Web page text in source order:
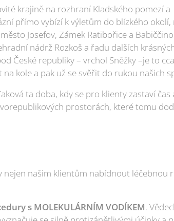
krajině na rozhraní Kladského pomezí a
přímo vybízí k výletům do blízkého okolí,
Josefov, Zámek Ratibořice a
nádrž Rozkoš a řadu dalších
České republiky – vrchol Sněžky –je to
kole a pak už se svěřit do rukou našich
ta doba, kdy se pro klienty zastaví čas
prostorách, které tomu
našim klientům nabídnout léčebnou
s MOLEKULÁRNÍM VODÍKEM.